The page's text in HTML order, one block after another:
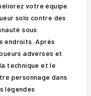
votre équipe
solo contre des
sous
endroits. Après
adverses et
technique et le
personnage dans
légendes